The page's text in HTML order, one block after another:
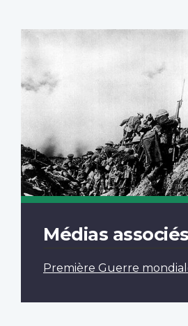
Médias associés
Première Guerre